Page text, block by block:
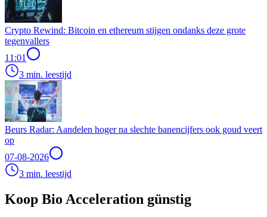
Crypto Rewind: Bitcoin en ethereum stijgen ondanks deze grote
tegenvallers
11:01
3 min. leestijd
Beurs Radar: Aandelen hoger na slechte banencijfers ook goud veert
op
07-08-2026
3 min. leestijd
Koop Bio Acceleration günstig